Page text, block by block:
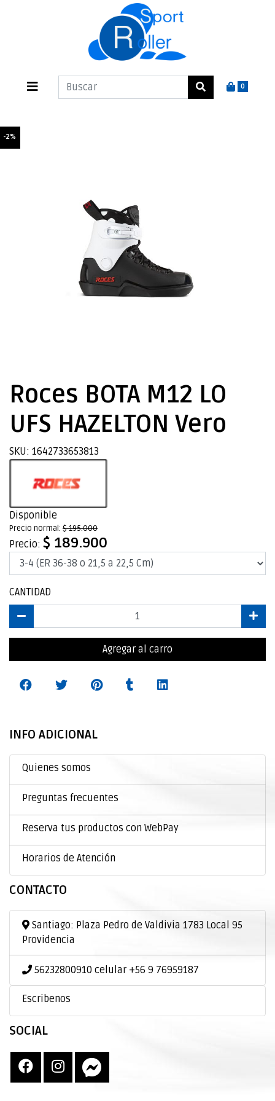
0
-2%
Roces BOTA M12 LO
UFS HAZELTON Vero
SKU: 1642733653813
Disponible
Precio normal: $ 195.000
Precio: $ 189.900
CANTIDAD
Agregar al carro
INFO ADICIONAL
Quienes somos
Preguntas frecuentes
Reserva tus productos con WebPay
Horarios de Atención
CONTACTO
Santiago: Plaza Pedro de Valdivia 1783 Local 95
Providencia
56232800910 celular +56 9 76959187
Escribenos
SOCIAL